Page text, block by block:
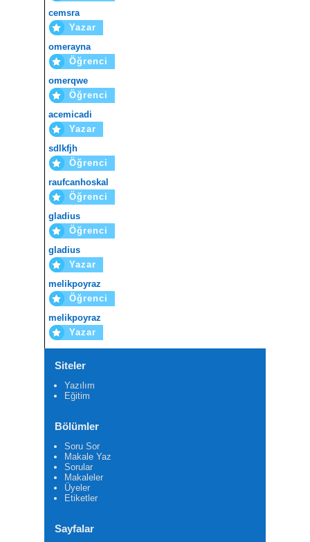
cemsra
Yazar
omerayna
Öğrenci
omerqwe
Öğrenci
acemicadi
Yazar
sdlkfjh
Öğrenci
raufcanhoskal
Öğrenci
gladius
Öğrenci
gladius
Yazar
melikpoyraz
Öğrenci
melikpoyraz
Yazar
Siteler
Yazılım
Eğitim
Bölümler
Soru Sor
Makale Yaz
Sorular
Makaleler
Üyeler
Etiketler
Sayfalar